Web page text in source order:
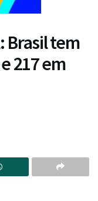
Brasil tem
217 em